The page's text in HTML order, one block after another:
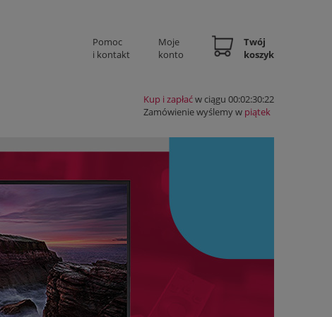
Pomoc
i kontakt
Moje
konto
Twój
koszyk
Kup i zapłaćw ciągu 00:02:30:22
Zamówienie wyślemy w piątek